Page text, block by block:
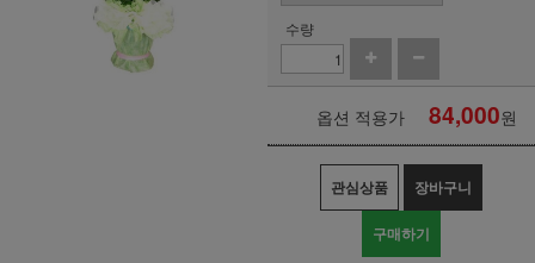
수량
옵션 적용가 84,000원
관심상품 장바구니
구매하기